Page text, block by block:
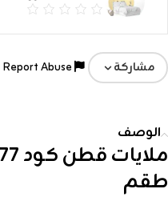
مشاركة
الوصف
طقم